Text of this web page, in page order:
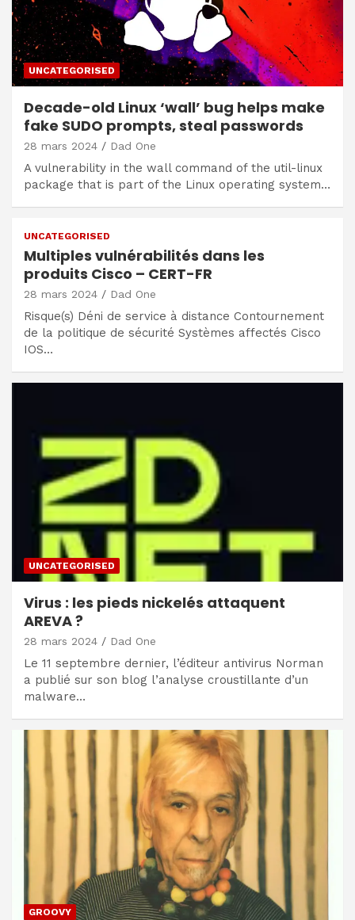
UNCATEGORISED
Decade-old Linux ‘wall’ bug helps make
fake SUDO prompts, steal passwords
28 mars 2024 Dad One
A vulnerability in the wall command of the util-linux
package that is part of the Linux operating system…
UNCATEGORISED
Multiples vulnérabilités dans les
produits Cisco – CERT-FR
28 mars 2024 Dad One
Risque(s) Déni de service à distance Contournement
de la politique de sécurité Systèmes affectés Cisco
IOS…
UNCATEGORISED
Virus : les pieds nickelés attaquent
AREVA ?
28 mars 2024 Dad One
Le 11 septembre dernier, l’éditeur antivirus Norman
a publié sur son blog l’analyse croustillante d’un
malware…
GROOVY